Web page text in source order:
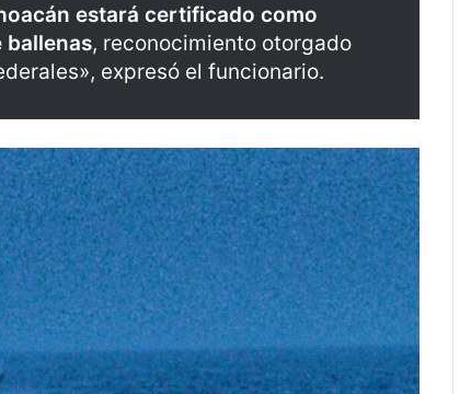
estará certificado como
ballenas, reconocimiento otorgado
expresó el funcionario.